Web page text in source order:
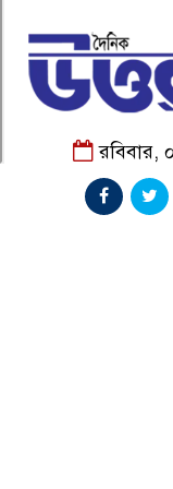
রবিবার,